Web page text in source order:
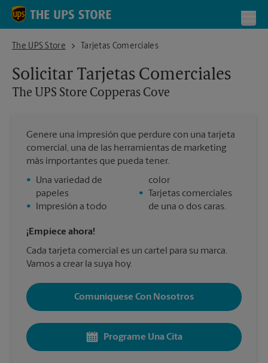
Skip to content
Return to Nav
The UPS Store
The UPS Store Copperas Cove
Tarjetas Comerciales
Solicitar Tarjetas Comerciales
The UPS Store Copperas Cove
Genere una impresión que perdure con una tarjeta
comercial, una de las herramientas de marketing
más importantes que pueda tener.
•
Una variedad de
papeles
•
Impresión a todo
color
•
Tarjetas comerciales
de una o dos caras.
¡Empiece ahora!
Cada tarjeta comercial es un cartel para su marca.
Vamos a crear la suya hoy.
Comuníquese Con Nosotros
Programe Una Cita